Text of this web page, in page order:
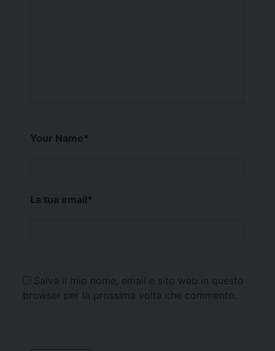
Your Name*
La tua email*
Salva il mio nome, email e sito web in questo
browser per la prossima volta che commento.